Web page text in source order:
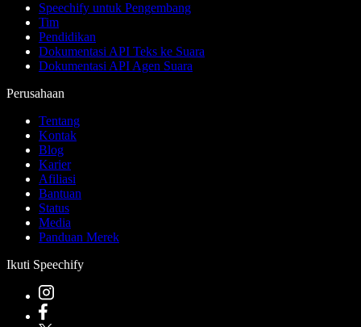
Speechify untuk Pengembang
Tim
Pendidikan
Dokumentasi API Teks ke Suara
Dokumentasi API Agen Suara
Perusahaan
Tentang
Kontak
Blog
Karier
Afiliasi
Bantuan
Status
Media
Panduan Merek
Ikuti Speechify